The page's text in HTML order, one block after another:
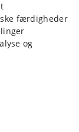
færdigheder
og